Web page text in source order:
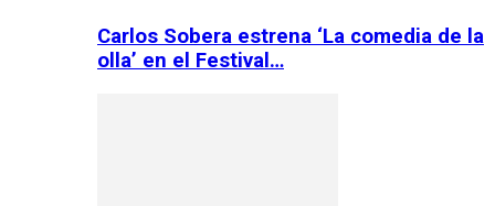
Carlos Sobera estrena ‘La comedia de la
olla’ en el Festival…